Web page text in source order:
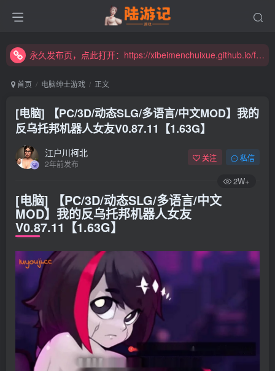
永久发布页，点此打开：https://xibeimenchuixue.github.io/fabuye/
永久发布页，点此打开：https://xibeimenchuixue.github.io/fabuye/
首页 电脑绅士游戏 正文
[电脑] 【PC/3D/动态SLG/多语言/中文MOD】我的
反乌托邦机器人女友V0.87.11【1.63G】
江户川柯北
2年前发布
关注 私信
2W+
[电脑] 【PC/3D/动态SLG/多语言/中文
MOD】我的反乌托邦机器人女友
V0.87.11【1.63G】